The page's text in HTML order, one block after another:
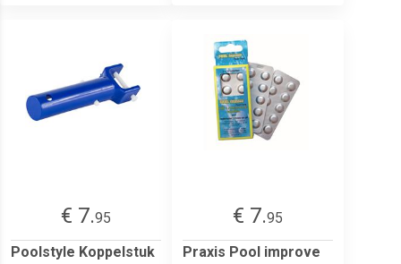
€ 7.95
Poolstyle Koppelstuk
€ 7.95
Praxis Pool improve